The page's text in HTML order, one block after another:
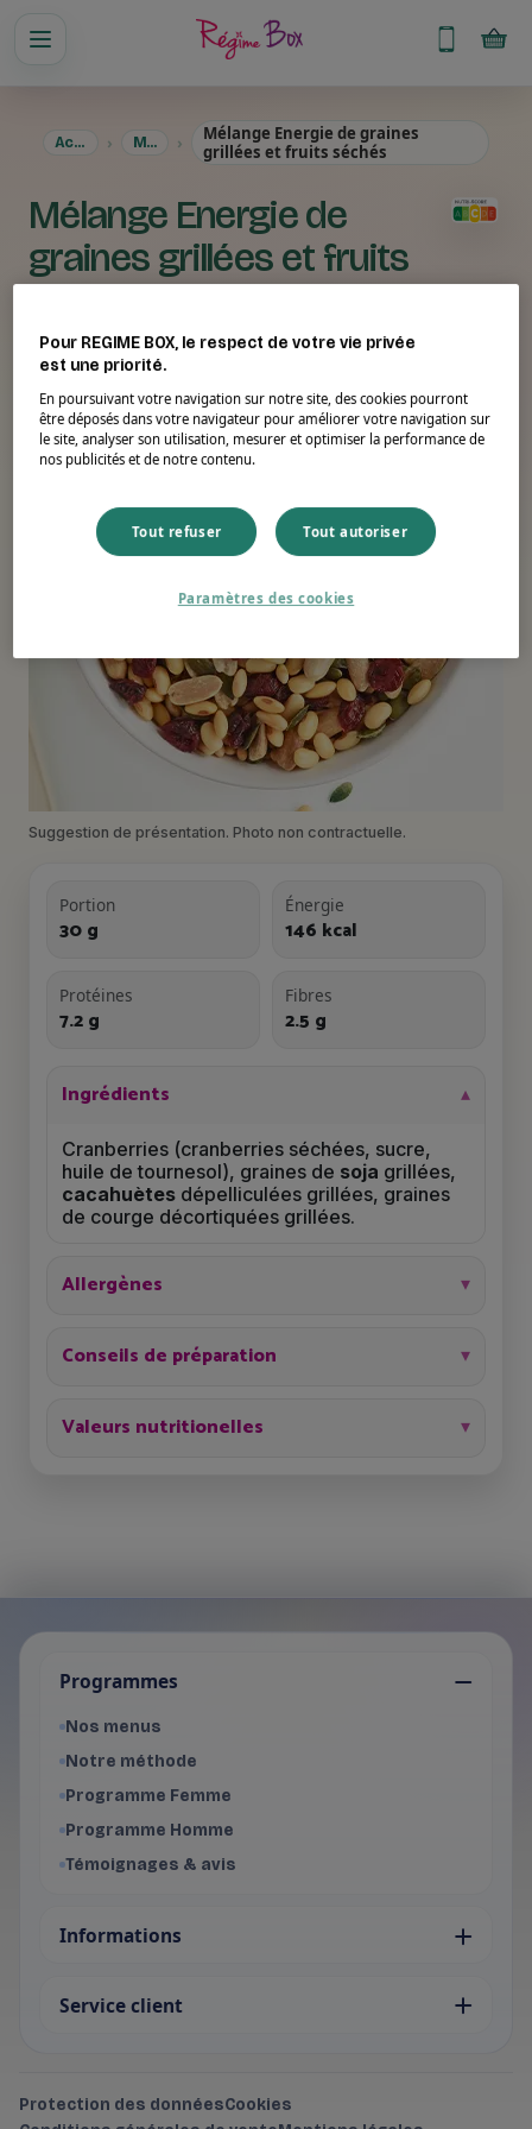
Accueil Menus
Mélange Energie de graines
grillées et fruits séchés
Mélange Energie de
graines grillées et fruits
Suggestion de présentation. Photo non contractuelle.
Portion
30 g
Énergie
146 kcal
Protéines
7.2 g
Fibres
2.5 g
Ingrédients
Cranberries (cranberries séchées, sucre,
huile de tournesol), graines de soja grillées,
cacahuètes dépelliculées grillées, graines
de courge décortiquées grillées.
Allergènes
Conseils de préparation
Valeurs nutritionelles
Je choisis mon programme
Programme Homme
Programmes
Nos menus
Notre méthode
Programme Femme
Programme Homme
Témoignages & avis
Informations
Service client
Protection des donnéesCookies
Pour REGIME BOX, le respect de votre vie privée
est une priorité.
En poursuivant votre navigation sur notre site, des cookies pourront
être déposés dans votre navigateur pour améliorer votre navigation sur
le site, analyser son utilisation, mesurer et optimiser la performance de
nos publicités et de notre contenu.
Tout refuser Tout autoriser
Paramètres des cookies